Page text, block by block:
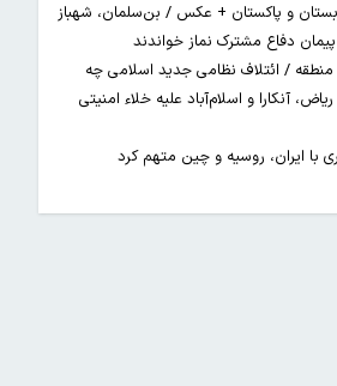
و پاکستان + عکس / بن‌سلمان، شهباز
دفاع مشترک نماز خواندند
/ ائتلاف نظامی جدید اسلامی چه
آنکارا و اسلام‌آباد علیه خلاء امنیتی
با ایران، روسیه و چین متهم کرد